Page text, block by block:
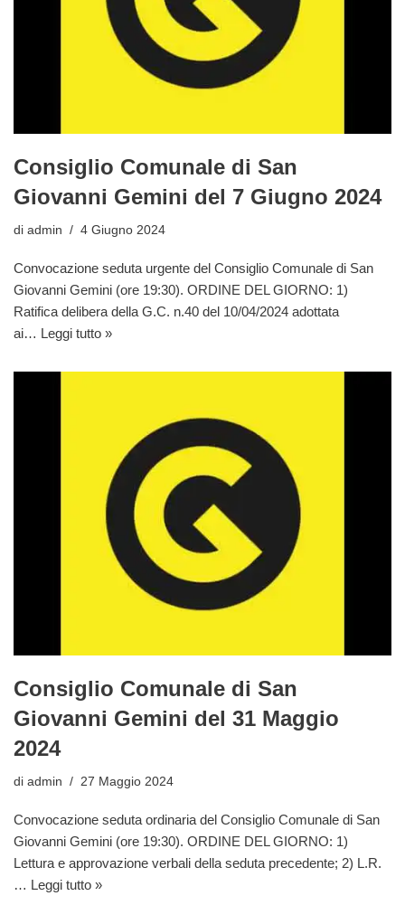
Consiglio Comunale di San
Giovanni Gemini del 7 Giugno 2024
di admin 4 Giugno 2024
Convocazione seduta urgente del Consiglio Comunale di San
Giovanni Gemini (ore 19:30). ORDINE DEL GIORNO: 1)
Ratifica delibera della G.C. n.40 del 10/04/2024 adottata
ai… Leggi tutto »
Consiglio Comunale di San
Giovanni Gemini del 31 Maggio
2024
di admin 27 Maggio 2024
Convocazione seduta ordinaria del Consiglio Comunale di San
Giovanni Gemini (ore 19:30). ORDINE DEL GIORNO: 1)
Lettura e approvazione verbali della seduta precedente; 2) L.R.
… Leggi tutto »